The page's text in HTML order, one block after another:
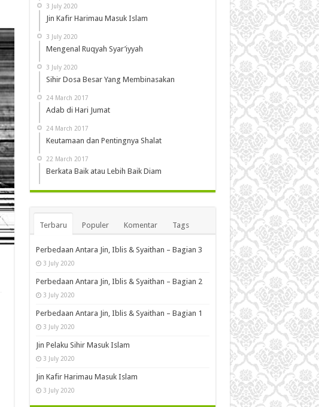
3 July 2020
Jin Kafir Harimau Masuk Islam
3 July 2020
Mengenal Ruqyah Syar’iyyah
3 July 2020
Sihir Dosa Besar Yang Membinasakan
24 March 2017
Adab di Hari Jumat
24 March 2017
Keutamaan dan Pentingnya Shalat
22 March 2017
Berkata Baik atau Lebih Baik Diam
Terbaru Populer Komentar Tags
Perbedaan Antara Jin, Iblis & Syaithan – Bagian 3
3 July 2020
Perbedaan Antara Jin, Iblis & Syaithan – Bagian 2
3 July 2020
Perbedaan Antara Jin, Iblis & Syaithan – Bagian 1
3 July 2020
Jin Pelaku Sihir Masuk Islam
3 July 2020
Jin Kafir Harimau Masuk Islam
3 July 2020